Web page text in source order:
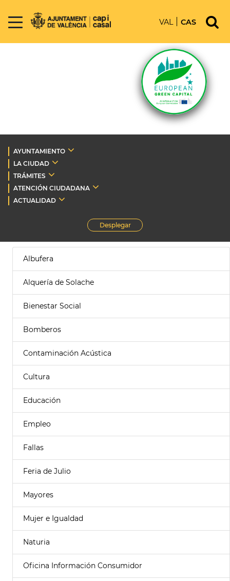
VAL CAS
AYUNTAMIENTO
LA CIUDAD
TRÁMITES
ATENCIÓN CIUDADANA
ACTUALIDAD
Desplegar
Albufera
Alquería de Solache
Bienestar Social
Bomberos
Contaminación Acústica
Cultura
Educación
Empleo
Fallas
Feria de Julio
Mayores
Mujer e Igualdad
Naturia
Oficina Información Consumidor